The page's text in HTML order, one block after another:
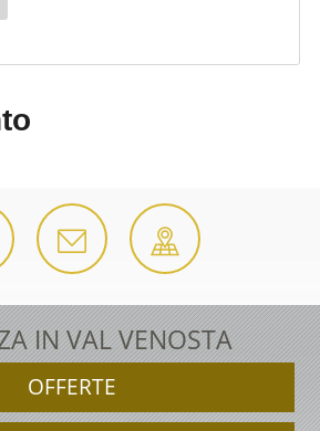
IN VAL VENOSTA
OFFERTE